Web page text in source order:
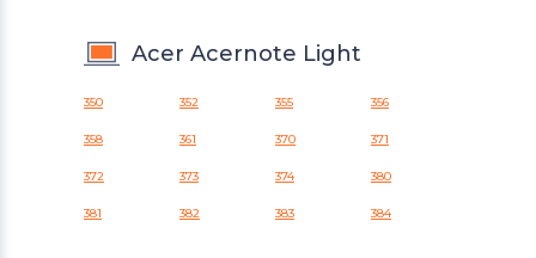
Acer Acernote Light
350 352 355 356
358 361 370 371
372 373 374 380
381 382 383 384